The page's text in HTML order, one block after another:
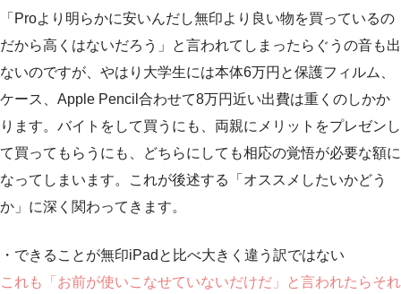
「Proより明らかに安いんだし無印より良い物を買っているの
だから高くはないだろう」と言われてしまったらぐうの音も出
ないのですが、やはり大学生には本体6万円と保護フィルム、
ケース、Apple Pencil合わせて8万円近い出費は重くのしかか
ります。バイトをして買うにも、両親にメリットをプレゼンし
て買ってもらうにも、どちらにしても相応の覚悟が必要な額に
なってしまいます。これが後述する「オススメしたいかどう
か」に深く関わってきます。
・できることが無印iPadと比べ大きく違う訳ではない
これも「お前が使いこなせていないだけだ」と言われたらそれ